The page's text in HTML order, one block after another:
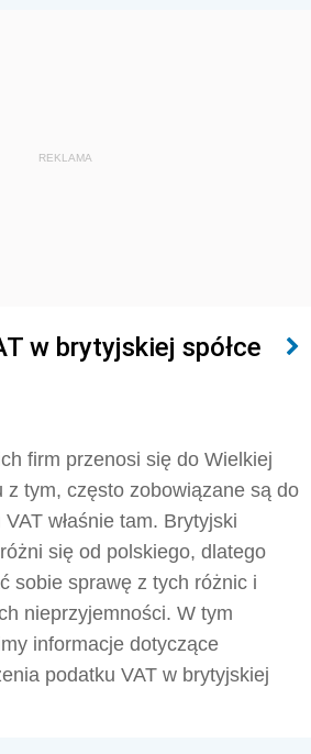
REKLAMA
w brytyjskiej spółce
firm przenosi się do Wielkiej
z tym, często zobowiązane są do
właśnie tam. Brytyjski
się od polskiego, dlatego
sobie sprawę z tych różnic i
nieprzyjemności. W tym
informacje dotyczące
podatku VAT w brytyjskiej